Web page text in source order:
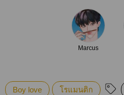
Marcus
Boy love โรแมนติก